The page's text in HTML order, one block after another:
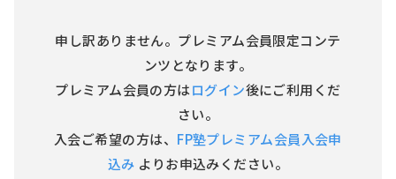
申し訳ありません。プレミアム会員限定コンテ
ンツとなります。
プレミアム会員の方はログイン後にご利用くだ
さい。
入会ご希望の方は、 FP塾プレミアム会員入会申
込み よりお申込みください。